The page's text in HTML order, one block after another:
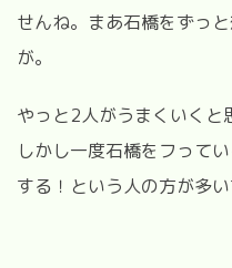
せんね。まあ石橋をずっ
が。
やっと2人がうまくいくと
しかし一度石橋をフって
する！という人の方が多い